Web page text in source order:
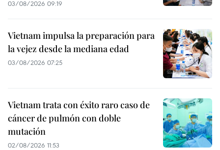
03/08/2026 09:19
Vietnam impulsa la preparación para
la vejez desde la mediana edad
03/08/2026 07:25
Vietnam trata con éxito raro caso de
cáncer de pulmón con doble
mutación
02/08/2026 11:53